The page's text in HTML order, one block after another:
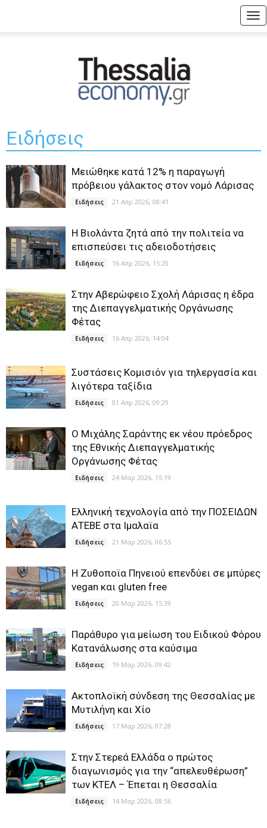
Ειδήσεις
Μειώθηκε κατά 12% η παραγωγή
πρόβειου γάλακτος στον νομό Λάρισας
Ειδήσεις 21 Απρ 2026, 08:41
Η Βιολάντα ζητά από την πολιτεία να
επισπεύσει τις αδειοδοτήσεις
Ειδήσεις 16 Απρ 2026, 15:20
Στην Αβερώφειο Σχολή Λάρισας η έδρα
της Διεπαγγελματικής Οργάνωσης
Φέτας
Ειδήσεις 16 Απρ 2026, 14:04
Συστάσεις Κομισιόν για τηλεργασία και
λιγότερα ταξίδια
Ειδήσεις 01 Απρ 2026, 09:29
Ο Μιχάλης Σαράντης εκ νέου πρόεδρος
της Εθνικής Διεπαγγελματικής
Οργάνωσης Φέτας
Ειδήσεις 24 Μαρ 2026, 15:19
Ελληνική τεχνολογία από την ΠΟΣΕΙΔΩΝ
ΑΤΕΒΕ στα Ιμαλαϊα
Ειδήσεις 21 Μαρ 2026, 06:55
Η Ζυθοποϊα Πηνειού επενδύει σε μπύρες
vegan και gluten free
Ειδήσεις 20 Μαρ 2026, 15:39
Παράθυρο για μείωση του Ειδικού Φόρου
Κατανάλωσης στα καύσιμα
Ειδήσεις 19 Μαρ 2026, 09:42
Ακτοπλοϊκή σύνδεση της Θεσσαλίας με
Μυτιλήνη και Χίο
Ειδήσεις 17 Μαρ 2026, 07:28
Στην Στερεά Ελλάδα ο πρώτος
διαγωνισμός για την “απελευθέρωση”
των ΚΤΕΛ – Έπεται η Θεσσαλία
Ειδήσεις 14 Μαρ 2026, 08:56